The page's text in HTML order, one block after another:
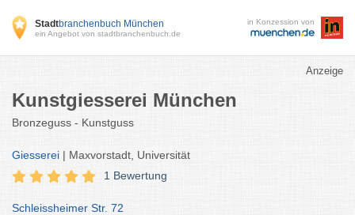
Stadtbranchenbuch München
ein Angebot von stadtbranchenbuch.de
in Konzession von
Anzeige
Kunstgiesserei München
Bronzeguss - Kunstguss
Giesserei | Maxvorstadt, Universität
1 Bewertung
Schleissheimer Str. 72